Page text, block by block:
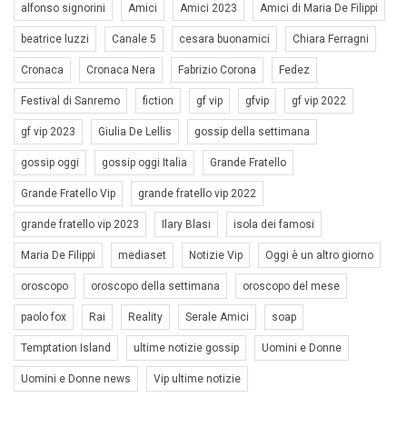
alfonso signorini Amici Amici 2023 Amici di Maria De Filippi
beatrice luzzi Canale 5 cesara buonamici Chiara Ferragni
Cronaca Cronaca Nera Fabrizio Corona Fedez
Festival di Sanremo fiction gf vip gfvip gf vip 2022
gf vip 2023 Giulia De Lellis gossip della settimana
gossip oggi gossip oggi Italia Grande Fratello
Grande Fratello Vip grande fratello vip 2022
grande fratello vip 2023 Ilary Blasi isola dei famosi
Maria De Filippi mediaset Notizie Vip Oggi è un altro giorno
oroscopo oroscopo della settimana oroscopo del mese
paolo fox Rai Reality Serale Amici soap
Temptation Island ultime notizie gossip Uomini e Donne
Uomini e Donne news Vip ultime notizie